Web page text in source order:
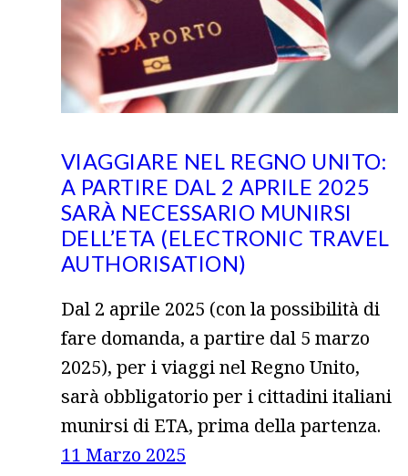
VIAGGIARE NEL REGNO UNITO:
A PARTIRE DAL 2 APRILE 2025
SARÀ NECESSARIO MUNIRSI
DELL’ETA (ELECTRONIC TRAVEL
AUTHORISATION)
Dal 2 aprile 2025 (con la possibilità di
fare domanda, a partire dal 5 marzo
2025), per i viaggi nel Regno Unito,
sarà obbligatorio per i cittadini italiani
munirsi di ETA, prima della partenza.
11 Marzo 2025